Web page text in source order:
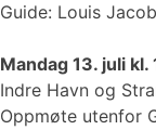
Guide: Louis
Mandag 13. juli kl.
Indre Havn og
Oppmøte utenfor